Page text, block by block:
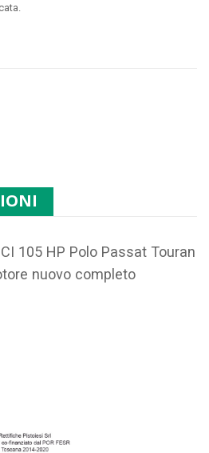
105 HP Polo Passat Touran
nuovo completo